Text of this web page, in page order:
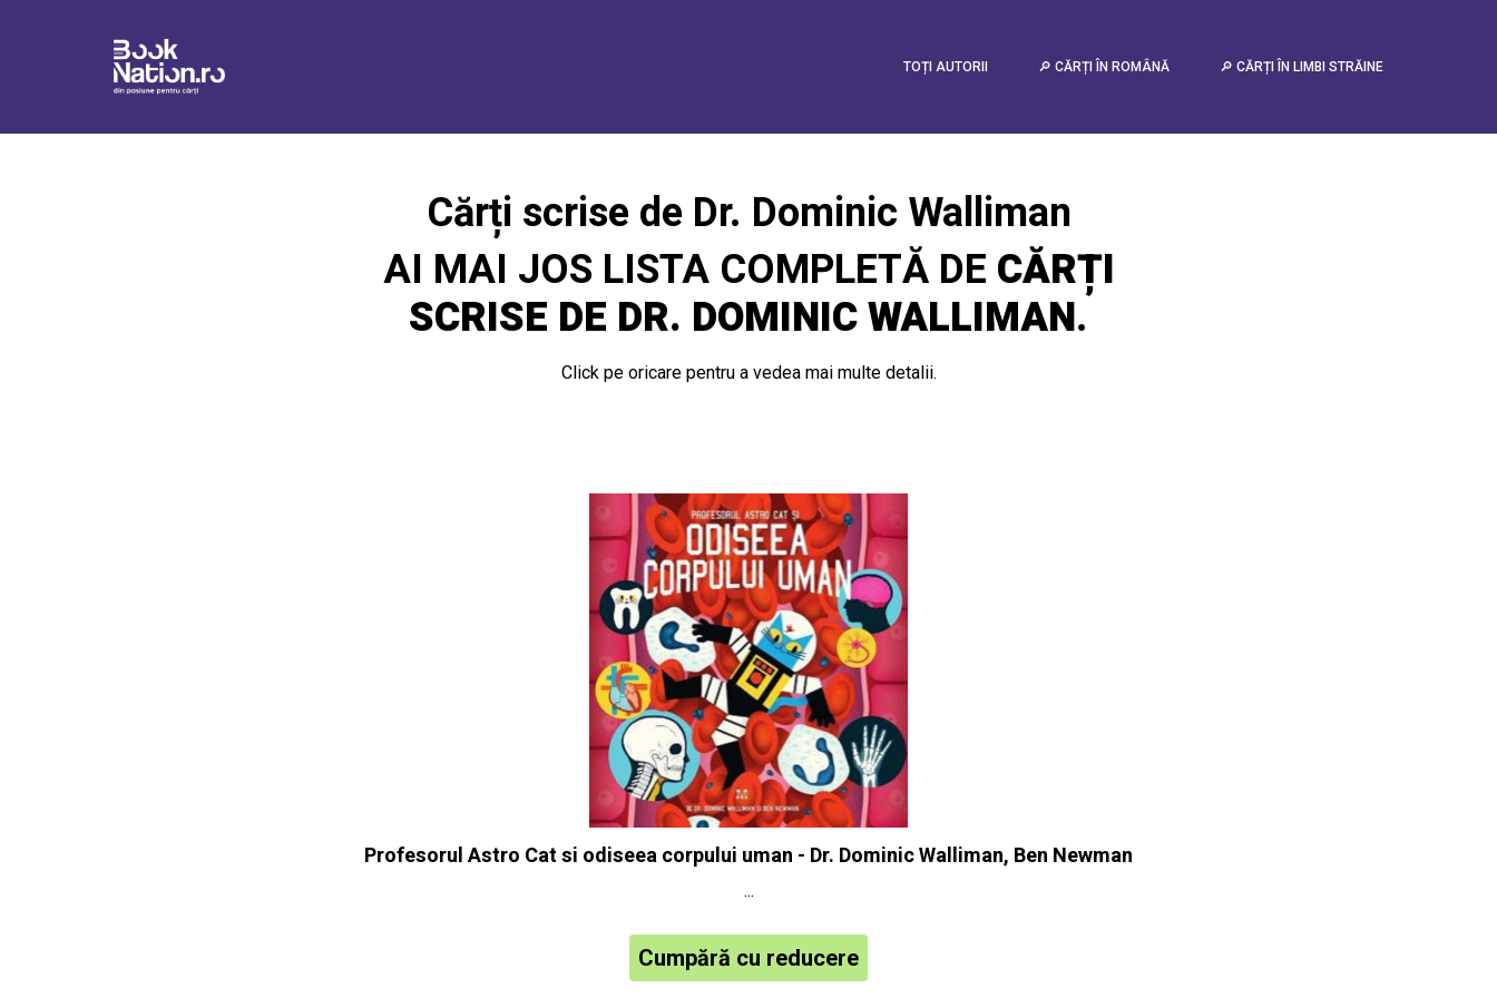
TOȚI AUTORII 🔎 CĂRȚI ÎN ROMÂNĂ 🔎 CĂRȚI ÎN LIMBI STRĂINE
Cărți scrise de Dr. Dominic Walliman
AI MAI JOS LISTA COMPLETĂ DE CĂRȚI
SCRISE DE DR. DOMINIC WALLIMAN.
Click pe oricare pentru a vedea mai multe detalii.
Profesorul Astro Cat si odiseea corpului uman - Dr. Dominic Walliman, Ben Newman
...
Cumpără cu reducere